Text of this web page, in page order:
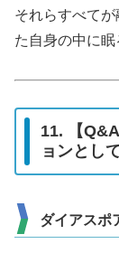
それらすべて
た自身の中に眠
11. 【
ョンとし
ダイアスポ